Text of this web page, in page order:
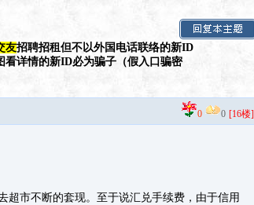
友招聘招租但不以外国电话联络的新ID
看详情的新ID必为骗子（假入口骗密
0 0 [16楼]
超市不断的套现。至于说汇兑手续费，由于信用